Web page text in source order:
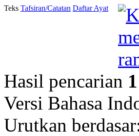
Teks Tafsiran/Catatan Daftar Ayat
Hasil pencarian 1
Versi Bahasa
Urutkan